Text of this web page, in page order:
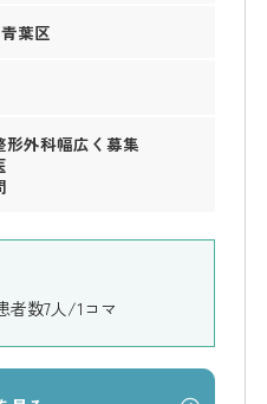
葉区
形外科幅広く募集
数7人/1コマ